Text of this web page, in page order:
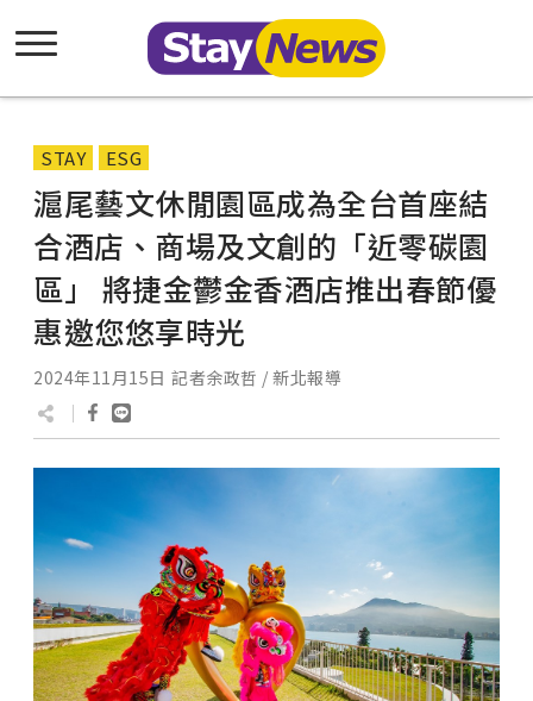
STAY ESG
滬尾藝文休閒園區成為全台首座結
合酒店、商場及文創的「近零碳園
區」 將捷金鬱金香酒店推出春節優
惠邀您悠享時光
2024年11月15日 記者余政哲 / 新北報導